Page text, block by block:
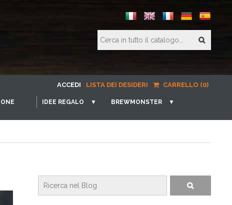
ACCEDI LISTA DEI DESIDERI CARRELLO (0)
IDEE REGALO ▼ BREWMONSTER
▼